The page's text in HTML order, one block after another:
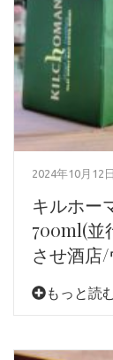
2024年10月12日
キルホー
700ml(並
させ酒店/
もっと読